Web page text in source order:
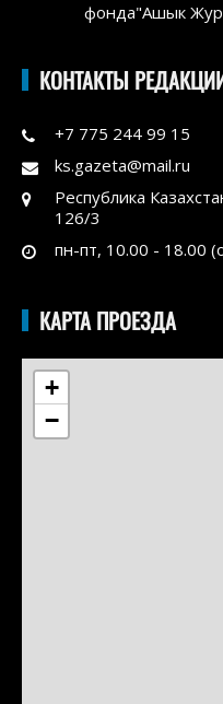
фонда"Ашык
КОНТАКТЫ
+7 775 244 99 15
ks.gazeta@mail.ru
Республика
126/3
пн-пт, 10.00 - 18.00
КАРТА ПРОЕЗДА
+
−